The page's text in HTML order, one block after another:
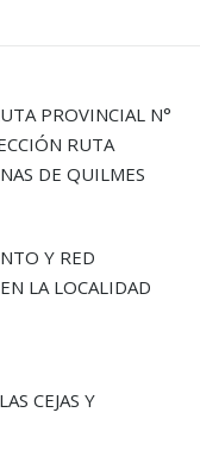
PROVINCIAL N°
RUTA
DE QUILMES
Y RED
LA LOCALIDAD
CEJAS Y